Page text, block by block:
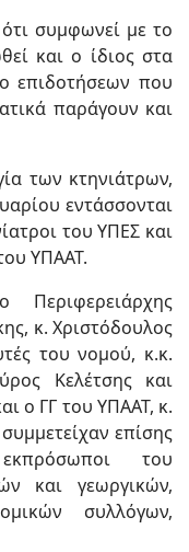
συμφωνεί με το
και ο ίδιος στα
επιδοτήσεων που
παράγουν και
των κτηνιάτρων,
εντάσσονται
του ΥΠΕΣ και
ΥΠΑΑΤ.
κ. Χριστόδουλος
του νομού, κ.κ.
Κελέτσης και
ο ΓΓ του ΥΠΑΑΤ, κ.
επίσης
του
και γεωργικών,
συλλόγων,